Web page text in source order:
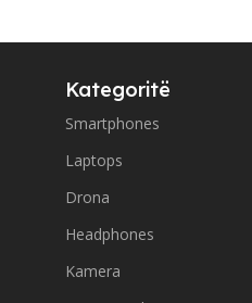
Kategoritë
Smartphones
Laptops
Drona
Headphones
Kamera